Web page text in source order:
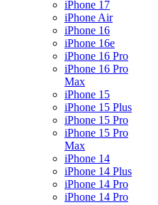
iPhone 17
iPhone Air
iPhone 16
iPhone 16e
iPhone 16 Pro
iPhone 16 Pro
Max
iPhone 15
iPhone 15 Plus
iPhone 15 Pro
iPhone 15 Pro
Max
iPhone 14
iPhone 14 Plus
iPhone 14 Pro
iPhone 14 Pro